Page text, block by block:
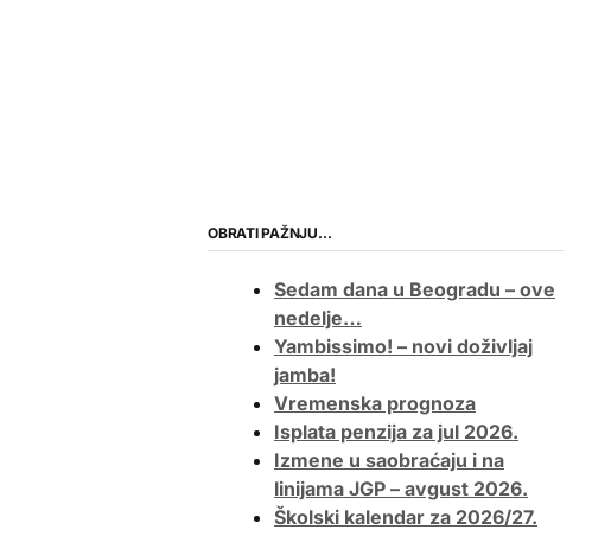
OBRATI PAŽNJU…
Sedam dana u Beogradu – ove
nedelje…
Yambissimo! – novi doživljaj
jamba!
Vremenska prognoza
Isplata penzija za jul 2026.
Izmene u saobraćaju i na
linijama JGP – avgust 2026.
Školski kalendar za 2026/27.